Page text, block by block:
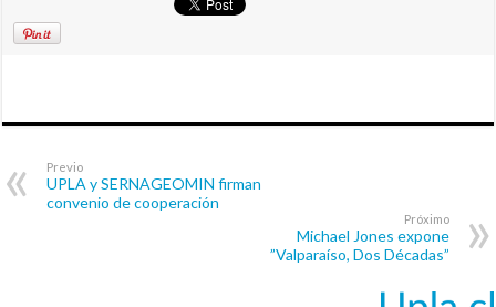
Previo
UPLA y SERNAGEOMIN firman
convenio de cooperación
Próximo
Michael Jones expone
”Valparaíso, Dos Décadas”